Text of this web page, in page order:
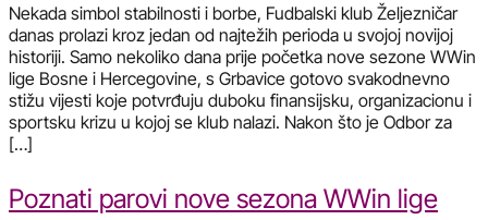
Nekada simbol stabilnosti i borbe, Fudbalski klub Željezničar
danas prolazi kroz jedan od najtežih perioda u svojoj novijoj
historiji. Samo nekoliko dana prije početka nove sezone WWin
lige Bosne i Hercegovine, s Grbavice gotovo svakodnevno
stižu vijesti koje potvrđuju duboku finansijsku, organizacionu i
sportsku krizu u kojoj se klub nalazi. Nakon što je Odbor za
[…]
Poznati parovi nove sezona WWin lige